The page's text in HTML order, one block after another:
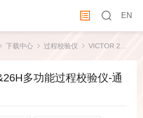
EN
下载中心 过程校验仪 VICTOR 26&26H多功能过程校验仪-通讯协议
多功能过程校验仪-通